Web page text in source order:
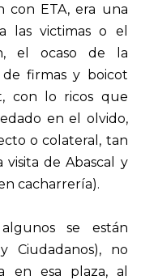
con ETA, era una
las victimas o el
el ocaso de la
de firmas y boicot
con lo ricos que
en el olvido,
o colateral, tan
de Abascal y
cacharrería).
se están
Ciudadanos), no
en esa plaza, al